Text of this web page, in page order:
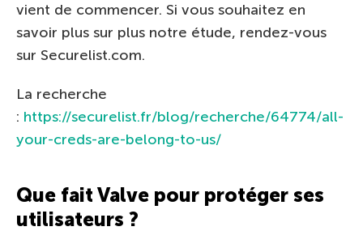
vient de commencer. Si vous souhaitez en
savoir plus sur plus notre étude, rendez-vous
sur Securelist.com.
La recherche
: https://securelist.fr/blog/recherche/64774/all-
your-creds-are-belong-to-us/
Que fait Valve pour protéger ses
utilisateurs ?